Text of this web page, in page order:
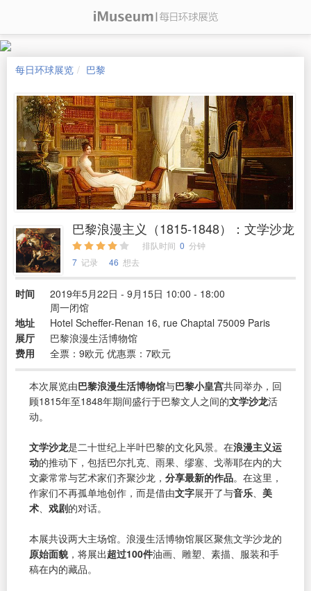
每日环球展览 巴黎
巴黎浪漫主义（1815-1848）：文学沙龙
排队时间 0 分钟
7 记录 46 想去
时间
2019年5月22日 - 9月15日 10:00 - 18:00
周一闭馆
地址
Hotel Scheffer-Renan 16, rue Chaptal 75009 Paris
展厅
巴黎浪漫生活博物馆
费用
全票：9欧元 优惠票：7欧元
本次展览由巴黎浪漫生活博物馆与巴黎小皇宫共同举办，回
顾1815年至1848年期间盛行于巴黎文人之间的文学沙龙活
动。
文学沙龙是二十世纪上半叶巴黎的文化风景。在浪漫主义运
动的推动下，包括巴尔扎克、雨果、缪塞、戈蒂耶在内的大
文豪常常与艺术家们齐聚沙龙， 分享最新的作品。在这里，
作家们不再孤单地创作，而是借由文字展开了与音乐
美
术
戏剧的对话。
本展共设两大主场馆。浪漫生活博物馆展区聚焦文学沙龙的
原始面貌，将展出超过100件油画、雕塑、素描、服装和手
稿在内的藏品。